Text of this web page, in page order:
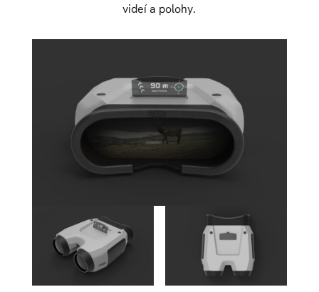
videí a polohy.